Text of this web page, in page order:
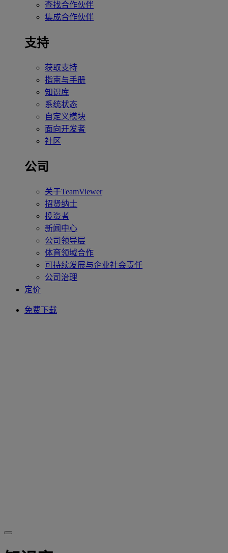
查找合作伙伴
集成合作伙伴
支持
获取支持
指南与手册
知识库
系统状态
自定义模块
面向开发者
社区
公司
关于TeamViewer
招贤纳士
投资者
新闻中心
公司领导层
体育领域合作
可持续发展与企业社会责任
公司治理
定价
免费下载